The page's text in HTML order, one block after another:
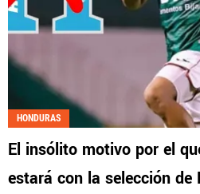
HONDURAS
El insólito motivo por el
estará con la selección de